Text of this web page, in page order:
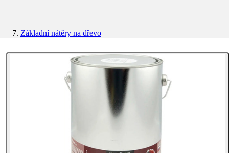
Základní nátěry na dřevo